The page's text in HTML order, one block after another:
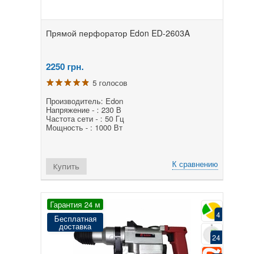
Прямой перфоратор Edon ED-2603A
2250 грн.
5 голосов
Производитель: Edon
Напряжение - : 230 В
Частота сети - : 50 Гц
Мощность - : 1000 Вт
К сравнению
Купить
Гарантия 24 м
Бесплатная
доставка
4
24